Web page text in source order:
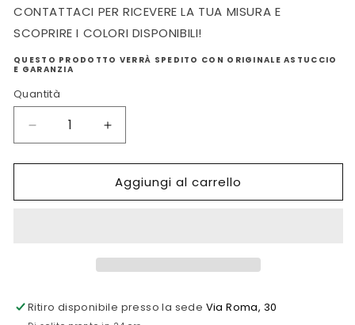
CONTATTACI PER RICEVERE LA TUA MISURA E
SCOPRIRE I COLORI DISPONIBILI!
QUESTO PRODOTTO VERRÀ SPEDITO CON ORIGINALE ASTUCCIO
E GARANZIA
Quantità
Diminuisci
quantità
per
MIKIKO
Aumenta
quantità
per
BRACCIALE
MIKIKO
Aggiungi al carrello
Ritiro disponibile presso la sede Via Roma, 30